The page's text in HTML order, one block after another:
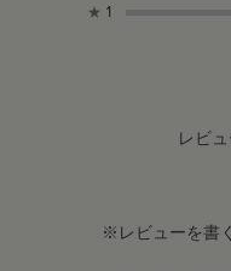
★ 1
レビ
※レビューを書